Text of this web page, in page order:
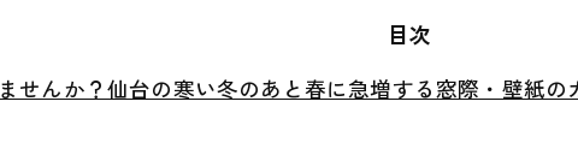
目次
せんか？仙台の寒い冬のあと春に急増する窓際・壁紙